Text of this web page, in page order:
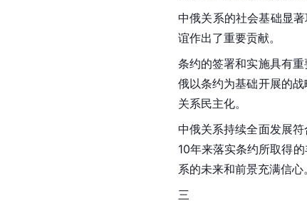
中俄关系的社会基础显
谊作出了重要贡献。
条约的签署和实施具有
俄以条约为基础开展的
关系民主化。
中俄关系持续全面发展
10年来落实条约所取得
系的未来和前景充满信心。
三